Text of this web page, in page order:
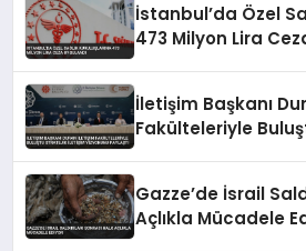
İstanbul’da Özel
473 Milyon Lira
İletişim Başkanı
Fakülteleriyle
Gazze’de İsrail
Açlıkla Mücadele